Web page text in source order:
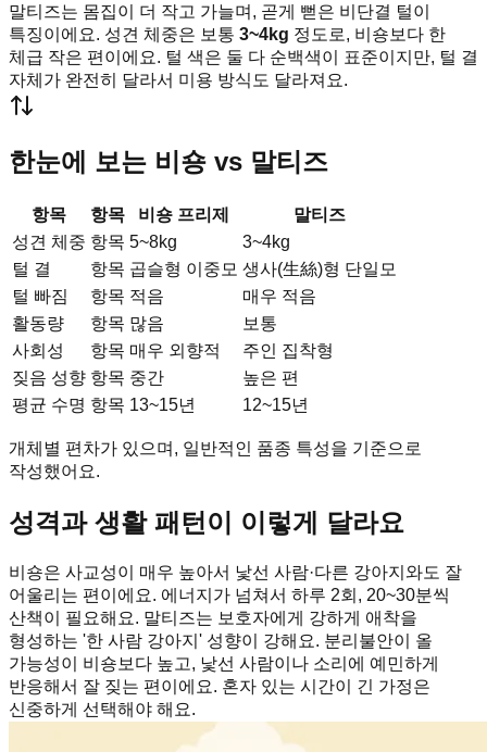
말티즈는 몸집이 더 작고 가늘며, 곧게 뻗은 비단결 털이
특징이에요. 성견 체중은 보통 3~4kg 정도로, 비숑보다 한
체급 작은 편이에요. 털 색은 둘 다 순백색이 표준이지만, 털 결
자체가 완전히 달라서 미용 방식도 달라져요.
한눈에 보는 비숑 vs 말티즈
항목 항목 비숑 프리제
말티즈
성견 체중 항목 5~8kg
3~4kg
털 결
항목 곱슬형 이중모 생사(生絲)형 단일모
털 빠짐
항목 적음
매우 적음
활동량
항목 많음
보통
사회성
항목 매우 외향적
주인 집착형
짖음 성향 항목 중간
높은 편
평균 수명 항목 13~15년 12~15년
개체별 편차가 있으며, 일반적인 품종 특성을 기준으로
작성했어요.
성격과 생활 패턴이 이렇게 달라요
비숑은 사교성이 매우 높아서 낯선 사람·다른 강아지와도 잘
어울리는 편이에요. 에너지가 넘쳐서 하루 2회, 20~30분씩
산책이 필요해요. 말티즈는 보호자에게 강하게 애착을
형성하는 '한 사람 강아지' 성향이 강해요. 분리불안이 올
가능성이 비숑보다 높고, 낯선 사람이나 소리에 예민하게
반응해서 잘 짖는 편이에요. 혼자 있는 시간이 긴 가정은
신중하게 선택해야 해요.